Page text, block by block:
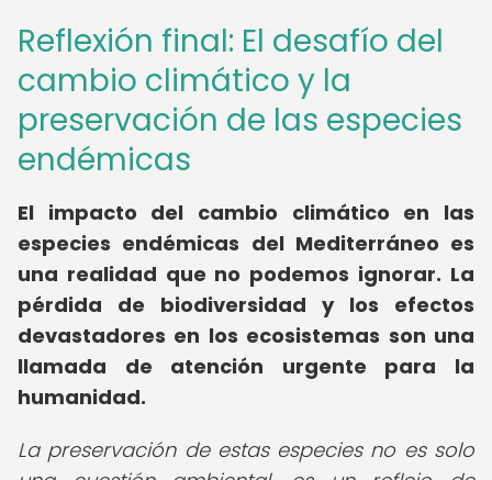
Reflexión final: El desafío del
cambio climático y la
preservación de las especies
endémicas
El impacto del cambio climático en las
especies endémicas del Mediterráneo es
una realidad que no podemos ignorar. La
pérdida de biodiversidad y los efectos
devastadores en los ecosistemas son una
llamada de atención urgente para la
humanidad.
La preservación de estas especies no es solo